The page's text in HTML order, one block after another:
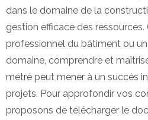
dans le domaine de la
gestion efficace des
professionnel du bâtiment ou
domaine, comprendre et
métré peut mener à un succès
projets. Pour approfondir vos
proposons de télécharger le